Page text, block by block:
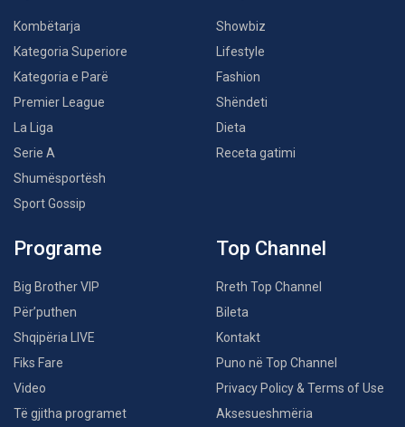
Kombëtarja
Kategoria Superiore
Kategoria e Parë
Premier League
La Liga
Serie A
Shumësportësh
Sport Gossip
Showbiz
Lifestyle
Fashion
Shëndeti
Dieta
Receta gatimi
Programe
Big Brother VIP
Për’puthen
Shqipëria LIVE
Fiks Fare
Video
Të gjitha programet
Top Channel
Rreth Top Channel
Bileta
Kontakt
Puno në Top Channel
Privacy Policy & Terms of Use
Aksesueshmëria